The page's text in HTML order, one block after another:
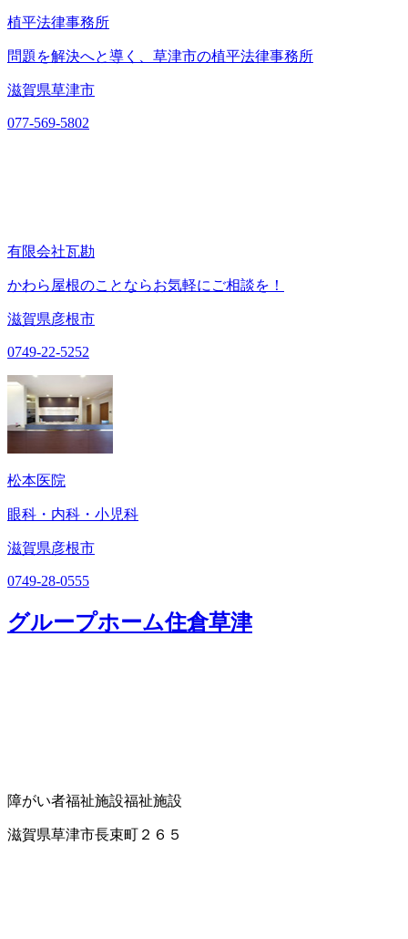
植平法律事務所
問題を解決へと導く、草津市の植平法律事務所
滋賀県草津市
077-569-5802
有限会社瓦勘
かわら屋根のことならお気軽にご相談を！
滋賀県彦根市
0749-22-5252
松本医院
眼科・内科・小児科
滋賀県彦根市
0749-28-0555
グループホーム住倉草津
障がい者福祉施設福祉施設
滋賀県草津市長束町２６５